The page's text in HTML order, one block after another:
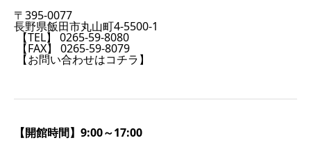
〒395-0077
長野県飯田市丸山町4-5500-1
【TEL】 0265-59-8080
【FAX】 0265-59-8079
【お問い合わせはコチラ】
【開館時間】9:00～17:00